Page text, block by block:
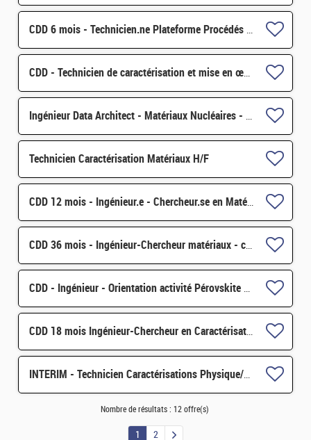
CDD 6 mois - Technicien.ne Plateforme Procédés Fabrication Additive H/F
CDD - Technicien de caractérisation et mise en œuvre de matériaux pour les modules photovoltaïques H/F
Ingénieur Data Architect - Matériaux Nucléaires - Conception Base de Données
Technicien Caractérisation Matériaux H/F
CDD 12 mois - Ingénieur.e - Chercheur.se en Matériaux et Corrosion H/F
CDD 36 mois - Ingénieur-Chercheur matériaux - corrosion et corrosion sous contrainte H/F
CDD - Ingénieur - Orientation activité Pérovskite pour applications spatiales H/F
CDD 18 mois Ingénieur-Chercheur en Caractérisation du Comportement Mécanique des Matériaux irradiés H/F
INTERIM - Technicien Caractérisations Physique/Chimique des matériaux H/F
Nombre de résultats : 12 offre(s)
1 2